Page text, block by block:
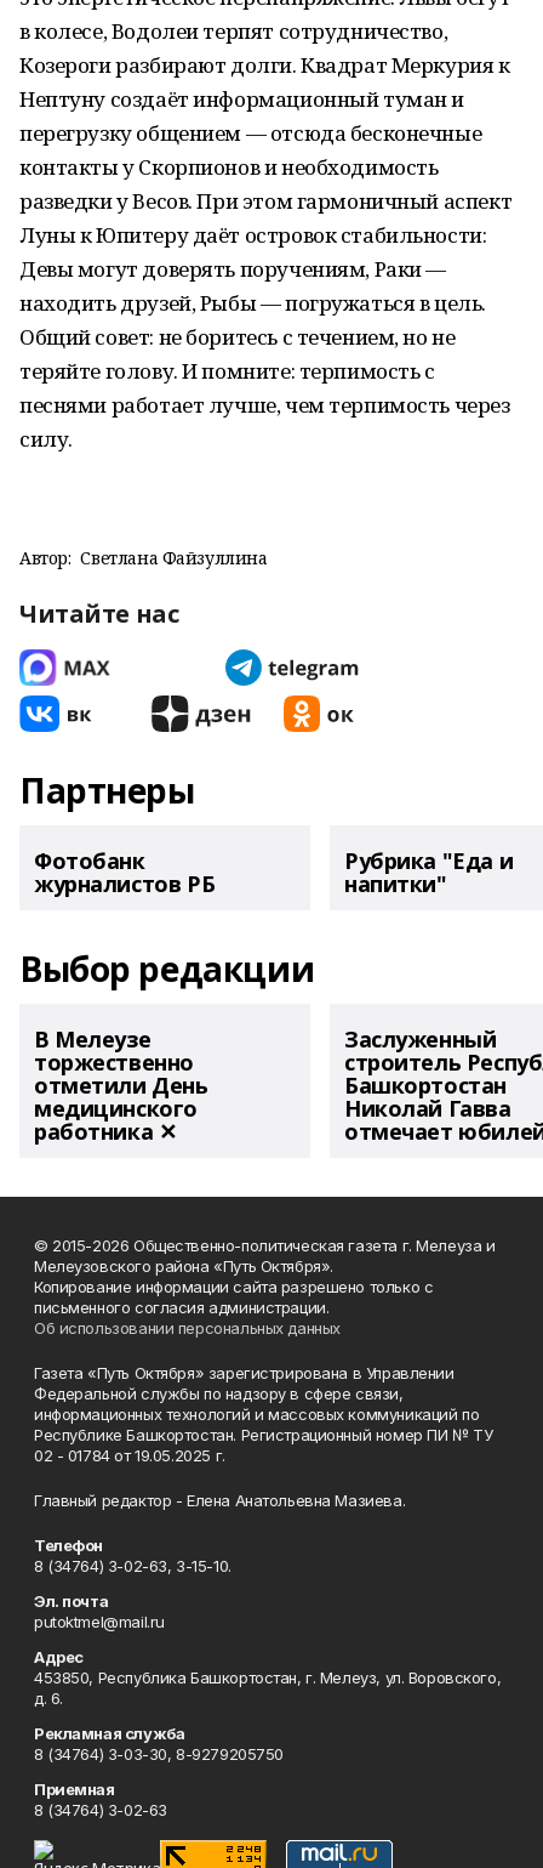
в колесе, Водолеи терпят сотрудничество,
Козероги разбирают долги. Квадрат Меркурия к
Нептуну создаёт информационный туман и
перегрузку общением — отсюда бесконечные
контакты у Скорпионов и необходимость
разведки у Весов. При этом гармоничный аспект
Луны к Юпитеру даёт островок стабильности:
Девы могут доверять поручениям, Раки —
находить друзей, Рыбы — погружаться в цель.
Общий совет: не боритесь с течением, но не
теряйте голову. И помните: терпимость с
песнями работает лучше, чем терпимость через
силу.
Автор: Светлана Файзуллина
Читайте нас
Партнеры
Фотобанк
журналистов РБ
Рубрика "Еда и
напитки"
Выбор редакции
В Мелеузе
торжественно
отметили День
медицинского
работника ✕
Заслуженный
строитель
Башкортостан
Николай Гавва
отмечает
© 2015-2026 Общественно-политическая газета г. Мелеуза и
Мелеузовского района «Путь Октября».
Копирование информации сайта разрешено только с
письменного согласия администрации.
Об использовании персональных данных
Газета «Путь Октября» зарегистрирована в Управлении
Федеральной службы по надзору в сфере связи,
информационных технологий и массовых коммуникаций по
Республике Башкортостан. Регистрационный номер ПИ № ТУ
02 - 01784 от 19.05.2025 г.
Главный редактор - Елена Анатольевна Мазиева.
Телефон
8 (34764) 3-02-63, 3-15-10.
Эл. почта
putoktmel@mail.ru
Адрес
453850, Республика Башкортостан, г. Мелеуз, ул. Воровского,
д. 6.
Рекламная служба
8 (34764) 3-03-30, 8-9279205750
Приемная
8 (34764) 3-02-63